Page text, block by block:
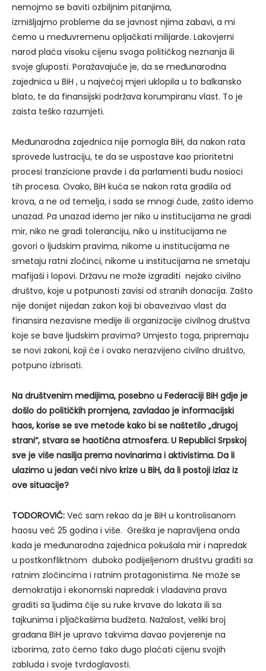
nemojmo se baviti ozbiljnim pitanjima,
izmišljajmo probleme da se javnost njima zabavi, a mi
ćemo u međuvremenu opljačkati milijarde. Lakovjerni
narod plaća visoku cijenu svoga političkog neznanja ili
svoje gluposti. Poražavajuće je, da se međunarodna
zajednica u BiH , u najvećoj mjeri uklopila u to balkansko
blato, te da finansijski podržava korumpiranu vlast. To je
zaista teško razumjeti.
Međunarodna zajednica nije pomogla BiH, da nakon rata
sprovede lustraciju, te da se uspostave kao prioritetni
procesi tranzicione pravde i da parlamenti budu nosioci
tih procesa. Ovako, BiH kuća se nakon rata gradila od
krova, a ne od temelja, i sada se mnogi čude, zašto idemo
unazad. Pa unazad idemo jer niko u institucijama ne gradi
mir, niko ne gradi toleranciju, niko u institucijama ne
govori o ljudskim pravima, nikome u institucijama ne
smetaju ratni zločinci, nikome u institucijama ne smetaju
mafijaši i lopovi. Državu ne može izgraditi nejako civilno
društvo, koje u potpunosti zavisi od stranih donacija. Zašto
nije donijet nijedan zakon koji bi obavezivao vlast da
finansira nezavisne medije ili organizacije civilnog društva
koje se bave ljudskim pravima? Umjesto toga, pripremaju
se novi zakoni, koji će i ovako nerazvijeno civilno društvo,
potpuno izbrisati.
Na društvenim medijima, posebno u Federaciji BiH gdje je
došlo do političkih promjena, zavladao je informacijski
haos, korise se sve metode kako bi se naštetilo „drugoj
strani“, stvara se haotična atmosfera. U Republici Srpskoj
sve je više nasilja prema novinarima i aktivistima. Da li
ulazimo u jedan veći nivo krize u BiH, da li postoji izlaz iz
ove situacije?
TODOROVIĆ: Već sam rekao da je BiH u kontrolisanom
haosu već 25 godina i više. Greška je napravljena onda
kada je međunarodna zajednica pokušala mir i napredak
u postkonfliktnom duboko podijeljenom društvu graditi sa
ratnim zločincima i ratnim protagonistima. Ne može se
demokratija i ekonomski napredak i vladavina prava
graditi sa ljudima čije su ruke krvave do lakata ili sa
tajkunima i pljačkašima budžeta. Nažalost, veliki broj
građana BiH je upravo takvima davao povjerenje na
izborima, zato ćemo tako dugo plaćati cijenu svojih
zabluda i svoje tvrdoglavosti.